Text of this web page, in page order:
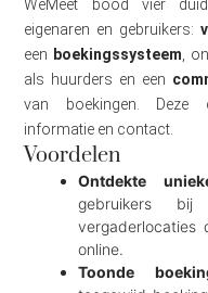
WeMeet bood vier
eigenaren en gebruikers:
een boekingssysteem,
als huurders en een
van boekingen. Deze
informatie en contact.
Voordelen
Ontdekte
gebruikers
vergaderlocaties
online.
Toonde